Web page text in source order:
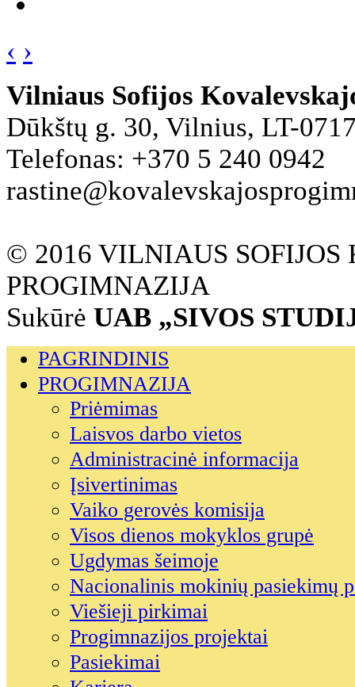
‹ ›
Vilniaus Sofijos
Dūkštų g. 30, Vilnius, LT-
Telefonas: +370 5 240 0942
© 2016 VILNIAUS SOFIJOS
PROGIMNAZIJA
Sukūrė UAB „SIVOS
PAGRINDINIS
PROGIMNAZIJA
Priėmimas
Laisvos darbo vietos
Administracinė informacija
Įsivertinimas
Vaiko gerovės komisija
Visos dienos mokyklos grupė
Ugdymas šeimoje
Nacionalinis mokinių pasiekimų
Viešieji pirkimai
Progimnazijos projektai
Pasiekimai